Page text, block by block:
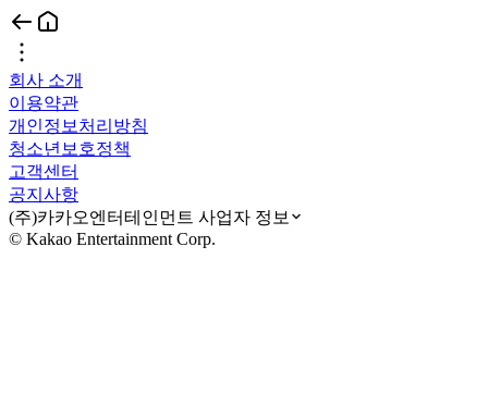
회사 소개
이용약관
개인정보처리방침
청소년보호정책
고객센터
공지사항
(주)카카오엔터테인먼트 사업자 정보
© Kakao Entertainment Corp.